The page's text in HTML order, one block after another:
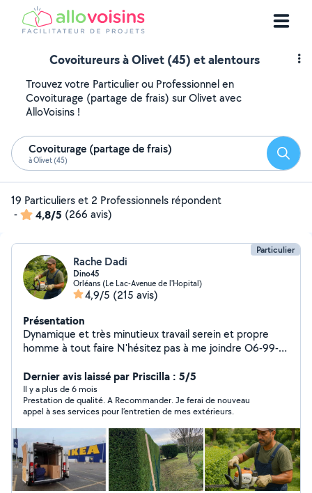
Covoitureurs à Olivet (45) et alentours
Trouvez votre Particulier ou Professionnel en
Covoiturage (partage de frais) sur Olivet avec
AlloVoisins !
Covoiturage (partage de frais)
à Olivet (45)
19 Particuliers et 2 Professionnels répondent
-
4,8/5 (266 avis)
Particulier
Rache Dadi
Dino45
Orléans (Le Lac-Avenue de l'Hopital)
4,9/5 (215 avis)
Présentation
Dynamique et très minutieux travail serein et propre
homme à tout faire N'hésitez pas à me joindre O6-99-
Dernier avis laissé par Priscilla : 5/5
Il y a plus de 6 mois
Prestation de qualité. A Recommander. Je ferai de nouveau
appel à ses services pour l’entretien de mes extérieurs.